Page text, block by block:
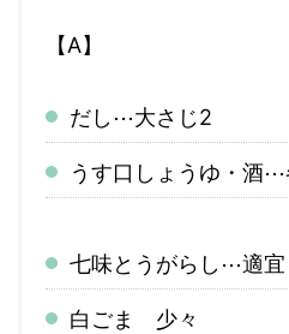
【A】
だし⋯大さじ2
うす口しょうゆ・酒
七味とうがらし⋯適宜
白ごま 少々